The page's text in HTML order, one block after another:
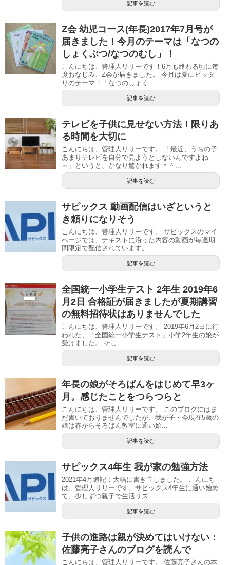
記事を読む
Z会 幼児コース(年長)2017年7月号が
届きました！今月のテーマは「なつの
しょくぶつ/なつのむし」！
こんにちは、管理人リリーです！6月も終わる頃に毎
度おなじみ、Z会が届きました。 今月は夏にピッタ
リのテーマ「「なつのしょく...
記事を読む
テレビを子供に見せない方法！限りあ
る時間を大切に
こんにちは、管理人リリーです。 「最近、うちの子
あまりテレビを自分で見ようとしないんですよね
～」というと、かなり驚かれます＾＾...
記事を読む
サピックス 動画配信はいざというと
き頼りになりそう
こんにちは、管理人リリーです。 サピックスのマイ
ページでは、テキストに沿った内容の動画が毎週期
間限定で配信されています。 ...
記事を読む
全国統一小学生テスト 2年生 2019年6
月2日 合格証が届きましたが夏期講習
の無料招待状はありませんでした
こんにちは、管理人リリーです。 2019年6月2日に行
われた、「全国統一小学生テスト」小学2年生の娘が
受けました。 そし...
記事を読む
年長の娘がそろばんをはじめて早3ヶ
月。感じたことをつらつらと
こんにちは、管理人リリーです。 このブログにはま
だ書いておりませんでしたが、我が子・今現在5歳の
娘は春からそろばん教室に通い始...
記事を読む
サピックス4年生 我が家の勉強方法
2021年4月追記：大幅に書き直しました。 こんにち
は、管理人リリーです。サピックス4年生に通い始め
て、少しずつ親子で生活リズ...
記事を読む
子供の進路は親が決めてはいけない：
佐藤亮子さんのブログを読んで
こんにちは、管理人リリーです。 佐藤亮子さんの本